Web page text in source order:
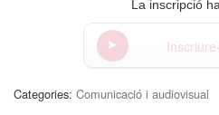
La inscripció
Categories: Comunicació i audiovisual